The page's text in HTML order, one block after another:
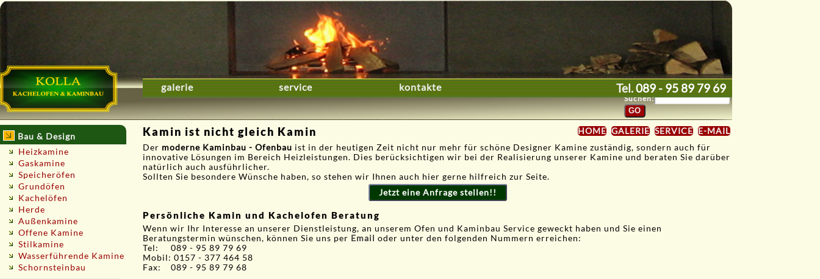
Suchen:
galerie service kontakte Tel.089 - 95 89 79 69
Bau & Design
Heizkamine
Gaskamine
Speicheröfen
Grundöfen
Kachelöfen
Herde
Außenkamine
Offene Kamine
Stilkamine
Wasserführende Kamine
Schornsteinbau
Kamin ist nicht gleich Kamin
Der moderne Kaminbau - Ofenbau ist in der heutigen Zeit nicht nur mehr für schöne Designer Kamine zuständig, sondern auch für
innovative Lösungen im Bereich Heizleistungen. Dies berücksichtigen wir bei der Realisierung unserer Kamine und beraten Sie darüber
natürlich auch ausführlicher.
Sollten Sie besondere Wünsche haben, so stehen wir Ihnen auch hier gerne hilfreich zur Seite.
Jetzt eine Anfrage stellen!!
Persönliche Kamin und Kachelofen Beratung
Wenn wir Ihr Interesse an unserer Dienstleistung, an unserem Ofen und Kaminbau Service geweckt haben und Sie einen
Beratungstermin wünschen, können Sie uns per Email oder unter den folgenden Nummern erreichen:
Tel: 089 - 95 89 79 69
Mobil: 0157 - 377 464 58
Fax: 089 - 95 89 79 68
HOME GALERIE SERVICE E-MAIL